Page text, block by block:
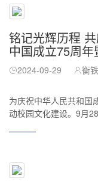
12日上周五的课。放假
醒孩子注意交通安全，
孩子合理安排假期学习
接纳鼓励，和谐亲子
铭记光辉历程
中国成立75周
2024-09-29 衡
为庆祝中华人民共和国
动校园文化建设。9月
春盛会。